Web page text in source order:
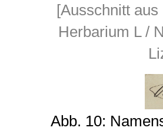
[Ausschnitt
Herbarium L /
Abb. 10: